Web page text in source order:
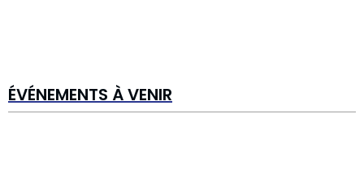
ÉVÉNEMENTS À VENIR